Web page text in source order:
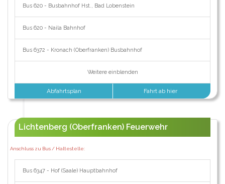
Bus 620 - Busbahnhof Hst., Bad Lobenstein
Bus 620 - Naila Bahnhof
Bus 6372 - Kronach (Oberfranken) Busbahnhof
Weitere einblenden
Abfahrtsplan Fahrt ab hier
Lichtenberg (Oberfranken) Feuerwehr
Anschluss zu Bus / Haltestelle:
Bus 6347 - Hof (Saale) Hauptbahnhof